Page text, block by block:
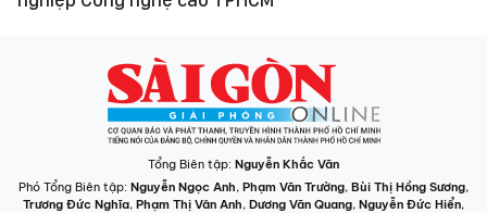
Tổng Biên tập: Nguyễn Khắc Văn
Phó Tổng Biên tập: Nguyễn Ngọc Anh, Phạm Văn Trường, Bùi Thị Hồng Sương,
Trương Đức Nghĩa, Phạm Thị Vân Anh, Dương Văn Quang, Nguyễn Đức Hiển,